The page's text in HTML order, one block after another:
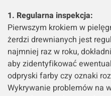
1. Regularna inspekcja:
Pierwszym krokiem w
żerdzi drewnianych jest
najmniej raz w roku,
aby zidentyfikować
odpryski farby czy oznaki
Wykrywanie problemów na